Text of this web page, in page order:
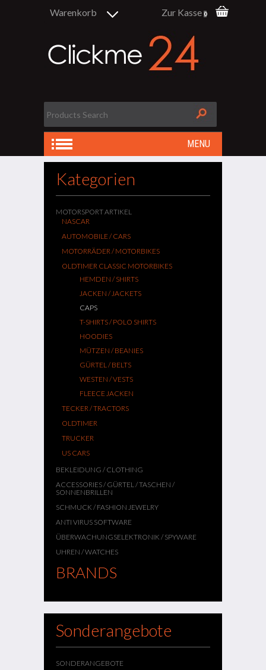
Warenkorb Zur Kasse 0
MENU
Kategorien
MOTORSPORT ARTIKEL
NASCAR
AUTOMOBILE / CARS
MOTORRÄDER / MOTORBIKES
OLDTIMER CLASSIC MOTORBIKES
HEMDEN / SHIRTS
JACKEN / JACKETS
CAPS
T-SHIRTS / POLO SHIRTS
HOODIES
MÜTZEN / BEANIES
GÜRTEL / BELTS
WESTEN / VESTS
FLEECE JACKEN
TECKER / TRACTORS
OLDTIMER
TRUCKER
US CARS
BEKLEIDUNG / CLOTHING
ACCESSORIES / GÜRTEL / TASCHEN /
SONNENBRILLEN
SCHMUCK / FASHION JEWELRY
ANTI VIRUS SOFTWARE
ÜBERWACHUNGSELEKTRONIK / SPYWARE
UHREN / WATCHES
BRANDS
Sonderangebote
SONDERANGEBOTE